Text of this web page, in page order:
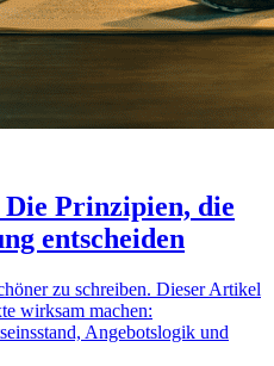
Prinzipien, die
entscheiden
zu schreiben. Dieser Artikel
wirksam machen:
Angebotslogik und